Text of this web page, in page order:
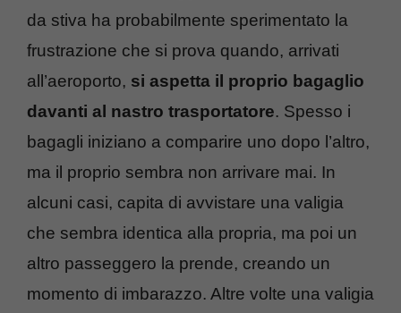
da stiva ha probabilmente sperimentato la
frustrazione che si prova quando, arrivati
all’aeroporto, si aspetta il proprio bagaglio
davanti al nastro trasportatore. Spesso i
bagagli iniziano a comparire uno dopo l’altro,
ma il proprio sembra non arrivare mai. In
alcuni casi, capita di avvistare una valigia
che sembra identica alla propria, ma poi un
altro passeggero la prende, creando un
momento di imbarazzo. Altre volte una valigia